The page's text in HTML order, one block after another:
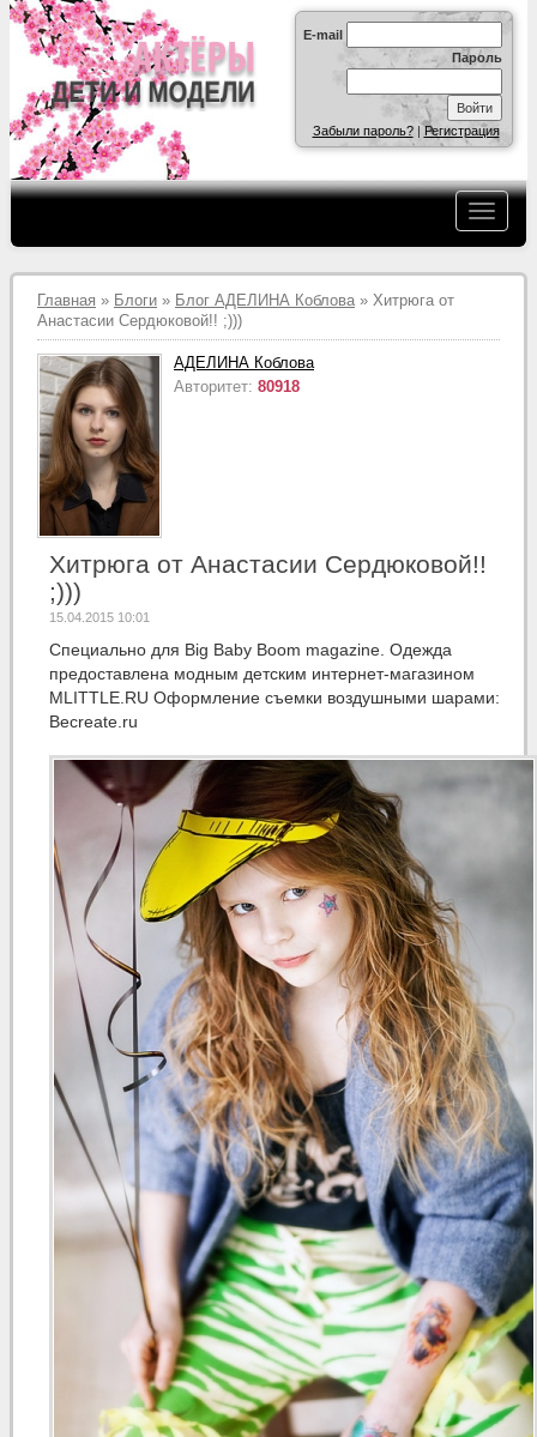
E-mail
Пароль
Забыли пароль?|Регистрация
Главная » Блоги » Блог АДЕЛИНА Коблова » Хитрюга от
Анастасии Сердюковой!! ;)))
АДЕЛИНА Коблова
Авторитет: 80918
Хитрюга от Анастасии Сердюковой!!
;)))
15.04.2015 10:01
Специально для Big Baby Boom magazine. Одежда
предоставлена модным детским интернет-магазином
MLITTLE.RU Оформление съемки воздушными шарами:
Becreate.ru